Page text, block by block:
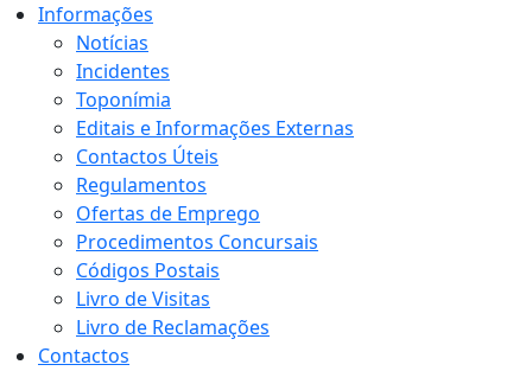
Informações
Notícias
Incidentes
Toponímia
Editais e Informações Externas
Contactos Úteis
Regulamentos
Ofertas de Emprego
Procedimentos Concursais
Códigos Postais
Livro de Visitas
Livro de Reclamações
Contactos